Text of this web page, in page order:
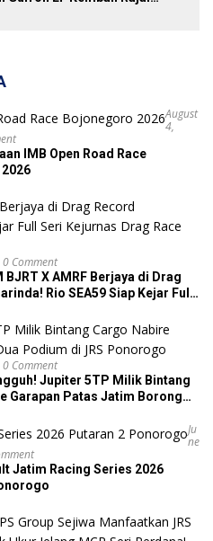
August
4,
IMB Open Road Race
0 Comment
BJRT X AMRF Berjaya di Drag
Rio SEA59 Siap Kejar Full
0 Comment
Jupiter 5TP Milik Bintang
Patas Jatim Borong
Ju
Ne
Jatim Racing Series 2026